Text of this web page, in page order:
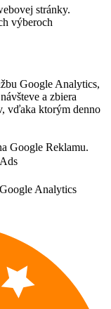
stránky.
výberoch
Google Analytics,
a zbiera
vďaka ktorým denno
Google Reklamu.
Analytics